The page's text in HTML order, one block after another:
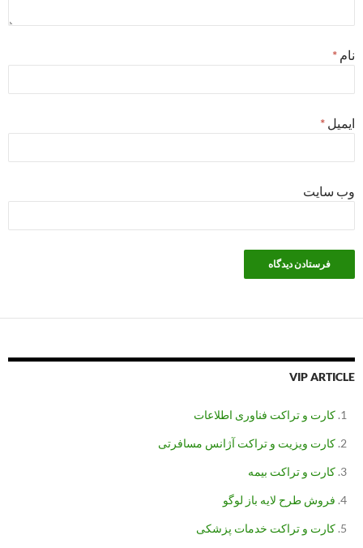
نام *
ایمیل *
وب‌ سایت
VIP ARTICLE
کارت و تراکت فناوری اطلاعات
کارت ویزیت و تراکت آژانس مسافرتی
کارت و تراکت بیمه
فروش طرح لایه باز لوگو
کارت و تراکت خدمات پزشکی